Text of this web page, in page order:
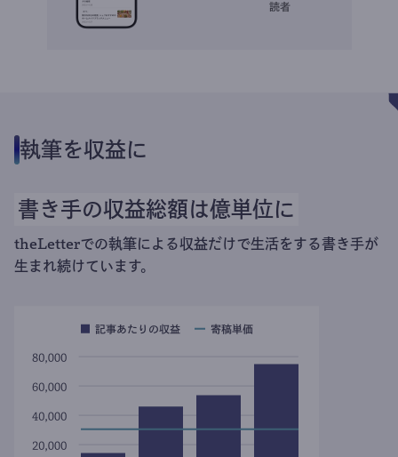
執筆を収益に
書き手の収益総額は億単位に
theLetterでの執筆による収益だけで生活をする書き手が
生まれ続けています。